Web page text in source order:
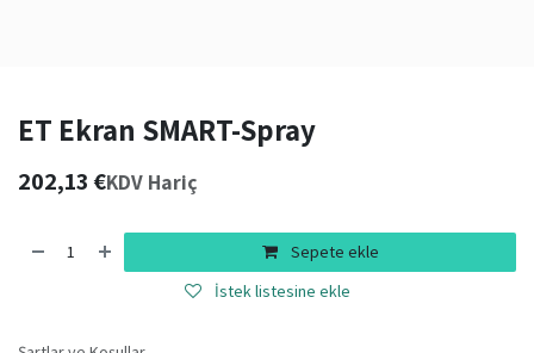
ET Ekran SMART-Spray
202,13 €KDV Hariç
Sepete ekle
İstek listesine ekle